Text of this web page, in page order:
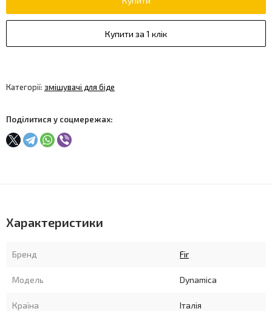
Купити за 1 клік
Категорії: змішувачі для біде
Поділитися у соцмережах:
Характеристики
Бренд Fir
Модель Dynamica
Країна Італія